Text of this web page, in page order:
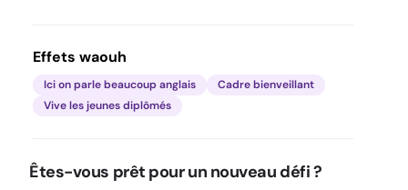
Effets waouh
Ici on parle beaucoup anglais
Cadre bienveillant
Vive les jeunes diplômés
Êtes-vous prêt pour un nouveau défi ?